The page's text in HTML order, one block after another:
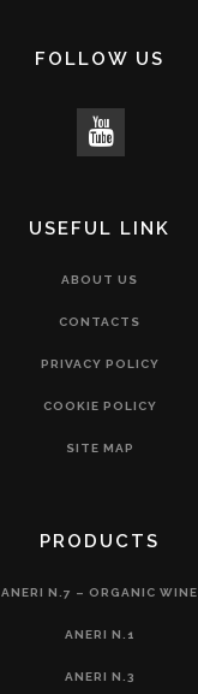
FOLLOW US
USEFUL LINK
ABOUT US
CONTACTS
PRIVACY POLICY
COOKIE POLICY
SITE MAP
PRODUCTS
ANERI N.7 – ORGANIC WINE
ANERI N.1
ANERI N.3